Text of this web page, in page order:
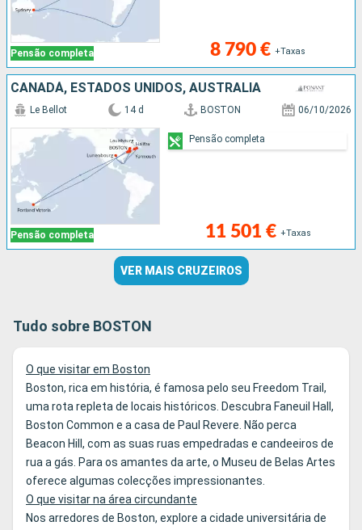
Pensão completa 8 790 € +Taxas
CANADÁ, ESTADOS UNIDOS, AUSTRALIA
Pensão completa
Le Bellot 14 d BOSTON 06/10/2026
11 501 € +Taxas
Pensão completa
VER MAIS CRUZEIROS
Tudo sobre BOSTON
O que visitar em Boston
Boston, rica em história, é famosa pelo seu Freedom Trail,
uma rota repleta de locais históricos. Descubra Faneuil Hall,
Boston Common e a casa de Paul Revere. Não perca
Beacon Hill, com as suas ruas empedradas e candeeiros de
rua a gás. Para os amantes da arte, o Museu de Belas Artes
oferece algumas colecções impressionantes.
O que visitar na área circundante
Nos arredores de Boston, explore a cidade universitária de